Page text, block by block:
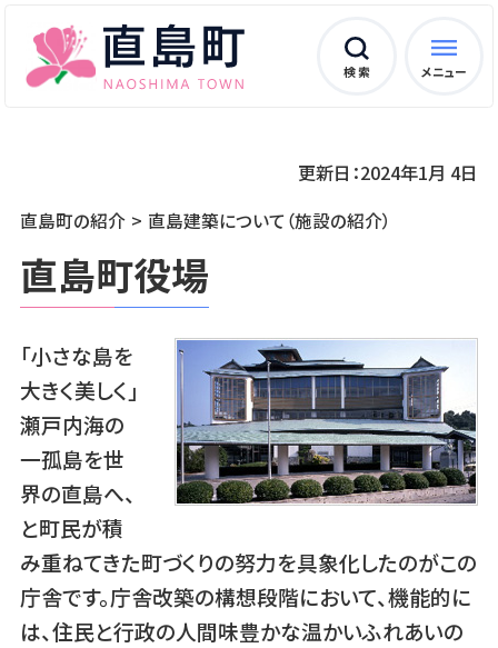
検 索 メニュー
直島町の紹介 直島建築について（施設の紹介）
更新日：2024年1月 4日
直島町役場
「小さな島を
大きく美しく」
瀬戸内海の
一孤島を世
界の直島へ、
と町民が積
み重ねてきた町づくりの努力を具象化したのがこの
庁舎です。庁舎改築の構想段階において、機能的に
は、住民と行政の人間味豊かな温かいふれあいの